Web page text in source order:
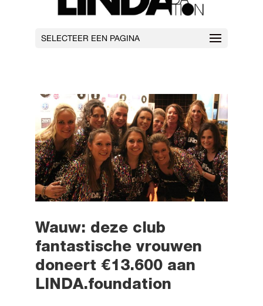
SELECTEER EEN PAGINA
Wauw: deze club
fantastische vrouwen
doneert €13.600 aan
LINDA.foundation